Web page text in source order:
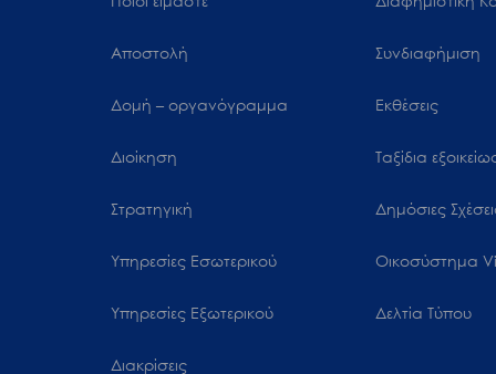
Αποστολή
Δομή – οργανόγραμμα
Διοίκηση
Στρατηγική
Υπηρεσίες Εσωτερικού
Υπηρεσίες Εξωτερικού
Διακρίσεις
Συνδιαφήμιση
Εκθέσεις
Ταξίδια
Δημόσιες
Oικοσύστημα
Δελτία Τύπου